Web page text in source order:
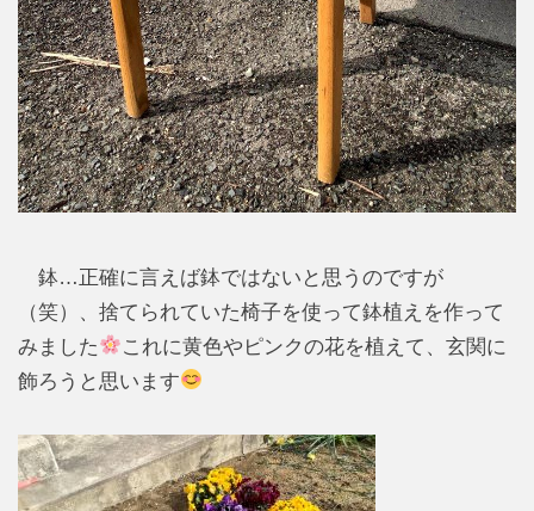
鉢…正確に言えば鉢ではないと思うのですが
（笑）、捨てられていた椅子を使って鉢植えを作って
みました
これに黄色やピンクの花を植えて、玄関に
飾ろうと思います